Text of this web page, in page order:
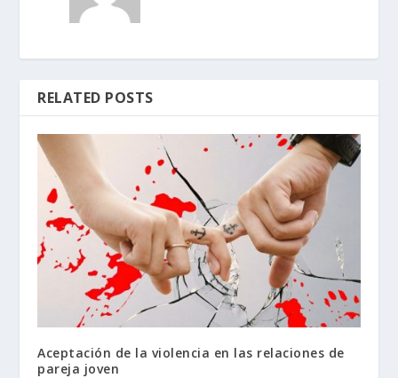
RELATED POSTS
Aceptación de la violencia en las relaciones de
pareja joven